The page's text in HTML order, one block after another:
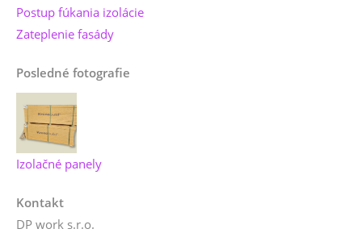
Postup fúkania izolácie
Zateplenie fasády
Posledné fotografie
Izolačné panely
Kontakt
DP work s.r.o.